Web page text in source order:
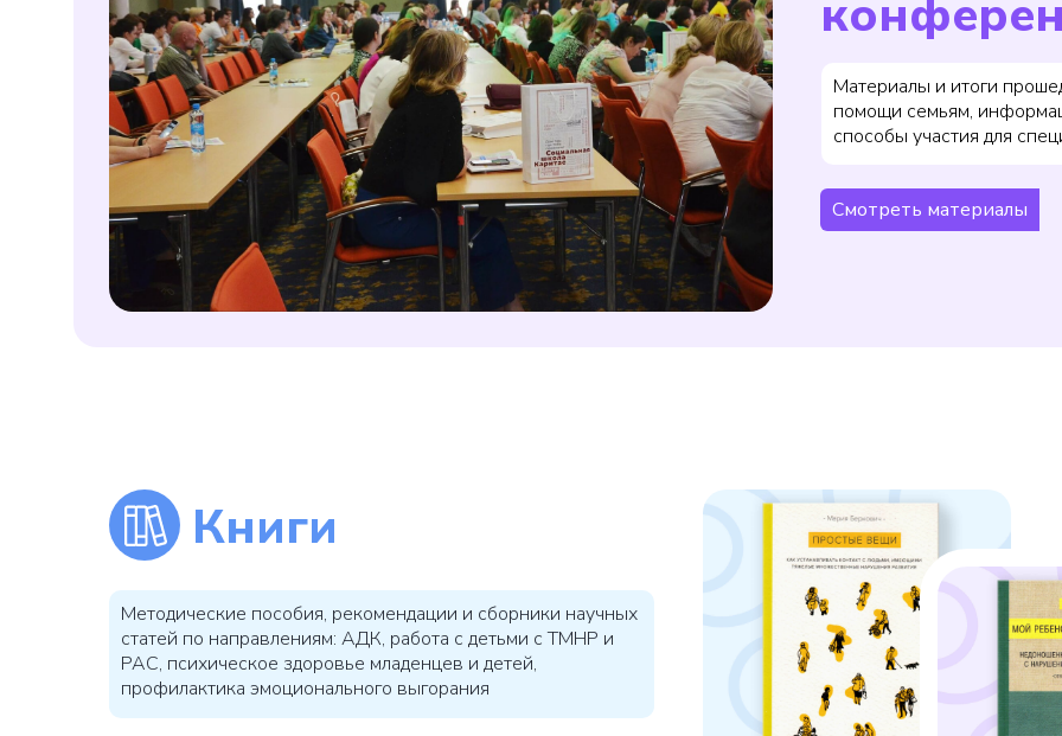
Смотреть материалы
Материалы и итоги
помощи семьям,
способы участия для
Книги
Методические пособия, рекомендации и сборники научных
статей по направлениям: АДК, работа с детьми с ТМНР и
РАС, психическое здоровье младенцев и детей,
профилактика эмоционального выгорания